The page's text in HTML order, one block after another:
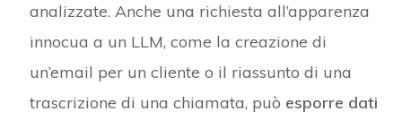
analizzate. Anche una richiesta all’apparenza
innocua a un LLM, come la creazione di
un’email per un cliente o il riassunto di una
trascrizione di una chiamata, può esporre dati